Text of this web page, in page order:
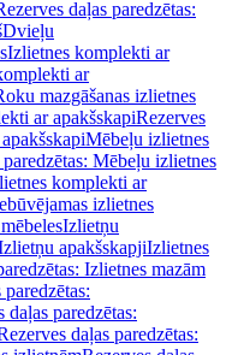
daļas paredzētas:
Dvieļu
Izlietnes komplekti ar
ar
mazgāšanas izlietnes
ar apakšskapiRezerves
Mēbeļu izlietnes
Mēbeļu izlietnes
komplekti ar
izlietnes
Izlietņu
apakšskapjiIzlietnes
Izlietnes mazām
daļas paredzētas:
daļas paredzētas: